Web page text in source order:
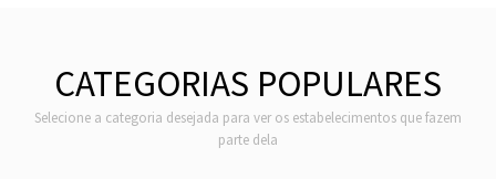
CATEGORIAS POPULARES
Selecione a categoria desejada para ver os estabelecimentos que fazem
parte dela